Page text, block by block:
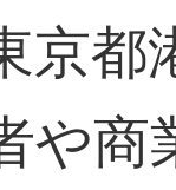
京
や